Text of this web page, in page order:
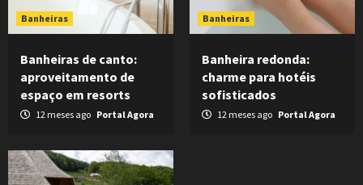
Banheiras
Banheiras de canto:
aproveitamento de
espaço em resorts
12 meses ago Portal Agora
Banheiras
Banheira redonda:
charme para hotéis
sofisticados
12 meses ago Portal Agora